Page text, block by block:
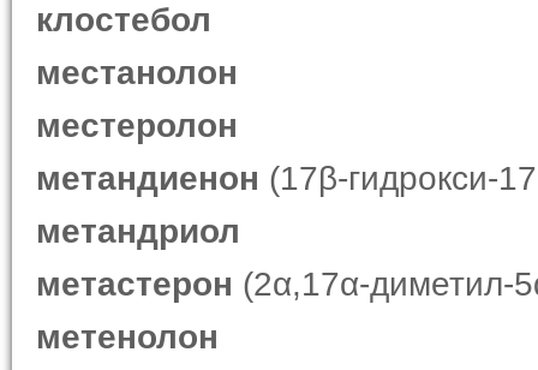
клостебол
местанолон
местеролон
метандиенон (17β-гидрокси-
метандриол
метастерон (2α,17α-диметил-
метенолон